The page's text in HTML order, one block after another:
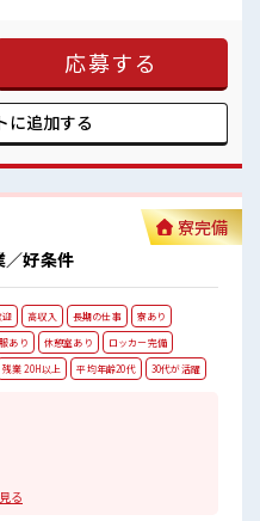
るのは不安だけど、 しっかり働
からスキルUP・ステップUP目
アップを目指せる≫ 高時給だら
ウレシイPoint☆ 休憩室で楽しく
☆ ロッカーあり！ 安心してお仕事
応募する
に追加する
／好条件
寮完備
迎 高収入 長期の仕事
寮あり
あり 休憩室あり
ロッカー完備
残業 20H以上 平均年齢20代 30代が活躍
う★
る